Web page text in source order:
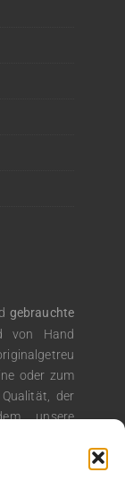
gebrauchte
von Hand
oder zum
der
unsere
kreative